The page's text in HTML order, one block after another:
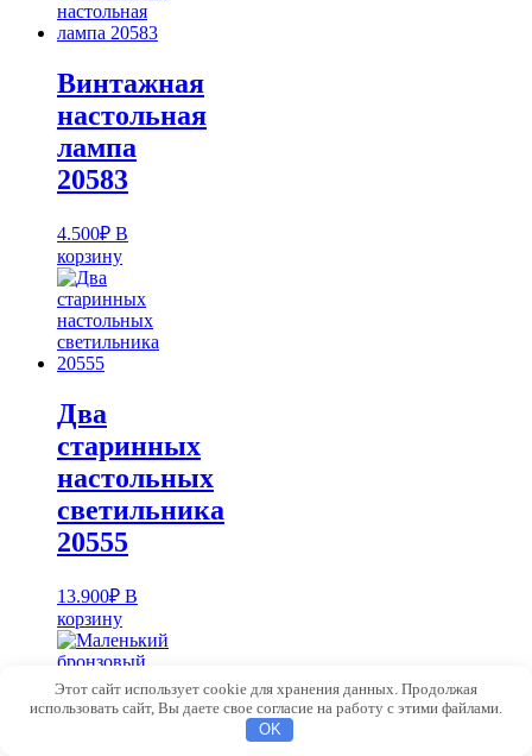
Винтажная
настольная
лампа
20583
4.500₽ В
корзину
Два
старинных
настольных
светильника
20555
13.900₽ В
корзину
Этот сайт использует cookie для хранения данных. Продолжая
использовать сайт, Вы даете свое согласие на работу с этими файлами.
OK